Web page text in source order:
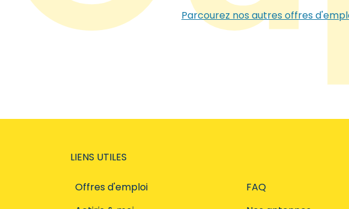
Parcourez nos autres offres
LIENS UTILES
Offres d'emploi
FAQ